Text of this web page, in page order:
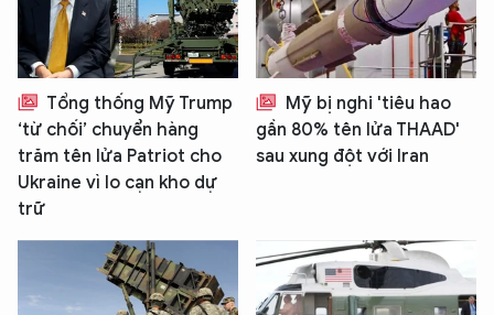
Tổng thống Mỹ Trump
‘từ chối’ chuyển hàng
trăm tên lửa Patriot cho
Ukraine vì lo cạn kho dự
trữ
Mỹ bị nghi 'tiêu hao
gần 80% tên lửa THAAD'
sau xung đột với Iran